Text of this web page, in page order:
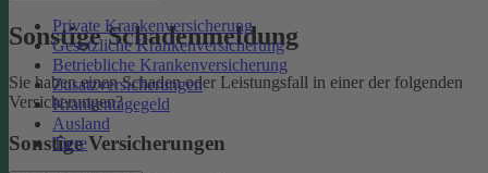
Private Krankenversicherung
Gesetzliche Krankenversicherung
Betriebliche Krankenversicherung
Zusatzversicherungen
Krankentagegeld
Ausland
Tiere
Sonstige Schadenmeldung
Sie haben einen Schaden oder Leistungsfall in einer der folgenden
Versicherungen?
Sonstige Versicherungen